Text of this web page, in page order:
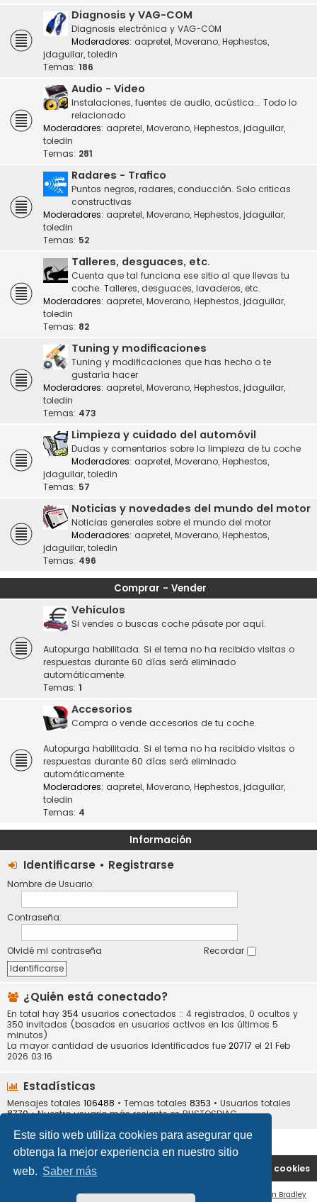
Este sitio web utiliza cookies para asegurar que
obtenga la mejor experiencia en nuestro sitio
web. Saber más
Diagnosis y VAG-COM
Diagnosis electrónica y VAG-COM
Moderadores: aapretel, Moverano, Hephestos,
jdaguilar, toledin
Temas: 186
Audio - Video
Instalaciones, fuentes de audio, acústica... Todo lo
relacionado
Moderadores: aapretel, Moverano, Hephestos, jdaguilar,
toledin
Temas: 281
Radares - Trafico
Puntos negros, radares, conducción. Solo criticas
constructivas
Moderadores: aapretel, Moverano, Hephestos, jdaguilar,
toledin
Temas: 52
Talleres, desguaces, etc.
Cuenta que tal funciona ese sitio al que llevas tu
coche. Talleres, desguaces, lavaderos, etc.
Moderadores: aapretel, Moverano, Hephestos, jdaguilar,
toledin
Temas: 82
Tuning y modificaciones
Tuning y modificaciones que has hecho o te
gustaría hacer
Moderadores: aapretel, Moverano, Hephestos, jdaguilar,
toledin
Temas: 473
Limpieza y cuidado del automóvil
Dudas y comentarios sobre la limpieza de tu coche
Moderadores: aapretel, Moverano, Hephestos,
jdaguilar, toledin
Temas: 57
Noticias y novedades del mundo del motor
Noticias generales sobre el mundo del motor
Moderadores: aapretel, Moverano, Hephestos,
jdaguilar, toledin
Temas: 496
Comprar - Vender
Vehículos
Si vendes o buscas coche pásate por aquí.
Autopurga habilitada. Si el tema no ha recibido visitas o
respuestas durante 60 días será eliminado
automáticamente.
Temas: 1
Accesorios
Compra o vende accesorios de tu coche.
Autopurga habilitada. Si el tema no ha recibido visitas o
respuestas durante 60 días será eliminado
automáticamente.
Moderadores: aapretel, Moverano, Hephestos, jdaguilar,
toledin
Temas: 4
Información
Identificarse • Registrarse
Nombre de Usuario:
Contraseña:
Olvidé mi contraseña Recordar
¿Quién está conectado?
En total hay 354 usuarios conectados :: 4 registrados, 0 ocultos y
350 invitados (basados en usuarios activos en los últimos 5
minutos)
La mayor cantidad de usuarios identificados fue 20717 el 21 Feb
2026 03:16
Estadísticas
Mensajes totales 106488 • Temas totales 8353 • Usuarios totales
8770• Nuestro usuario más reciente esBUSTOSDIAG
Portal Índice general Borrar cookies
Ian Bradley